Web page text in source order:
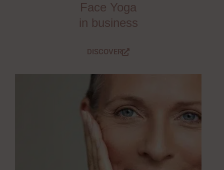
Face Yoga
in business
DISCOVER